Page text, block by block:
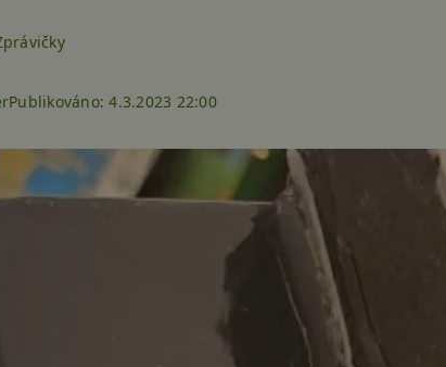
Publikováno:4.3.2023 22:00